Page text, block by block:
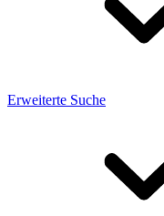
Erweiterte Suche